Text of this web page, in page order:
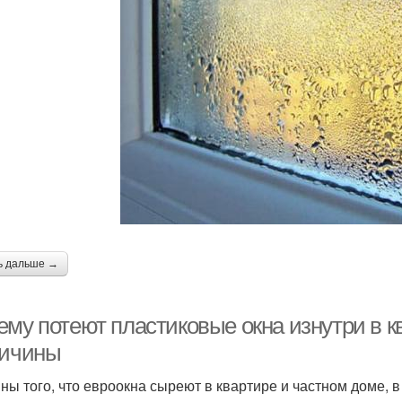
дальше →
потеют пластиковые окна изнутри в
того, что евроокна сыреют в квартире и частном доме,